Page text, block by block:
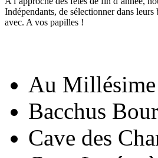
Indépendants, de sélectionner dans
avec. A vos papilles !
Au
Bacchus
Cave des